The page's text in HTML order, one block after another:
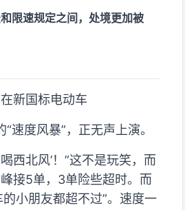
限速规定之间，处境更加被
新国标电动车
速度风暴”，正无声上演。
西北风’！”这不是玩笑，而
接5单，3单险些超时。而
小朋友都超不过”。速度一